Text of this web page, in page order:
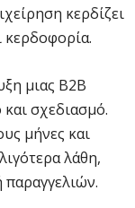
κερδίζει
κερδοφορία.
μιας B2B
σχεδιασμό.
μήνες και
λάθη,